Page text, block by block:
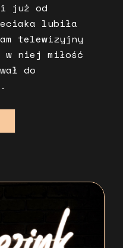
już od
lubiła
telewizyjny
w niej miłość
do